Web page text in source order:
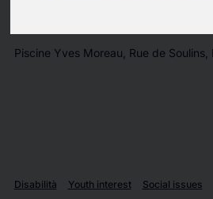
Piscine Yves Moreau, Rue de Soulins,
Disabilità Youth interest Social issues